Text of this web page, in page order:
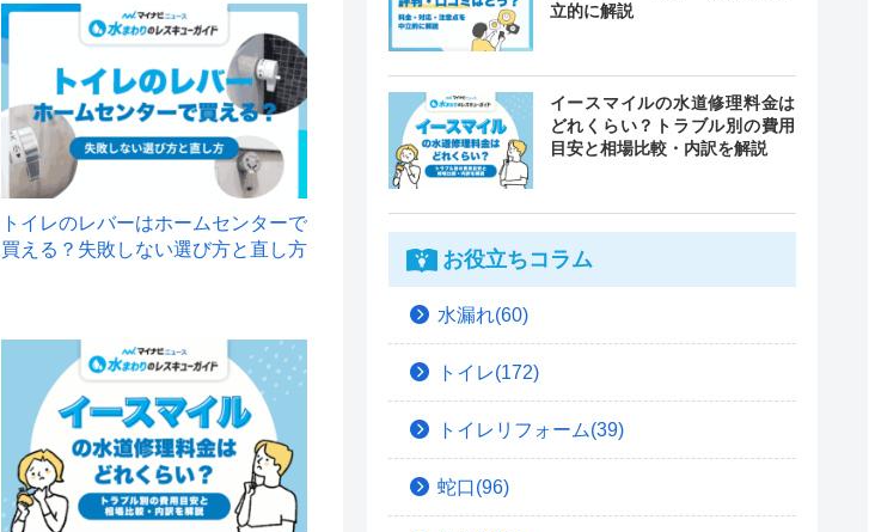
トイレのレバーはホームセンターで
買える？失敗しない選び方と直し方
立的に解説
イースマイルの水道修理料金は
どれくらい？トラブル別の費用
目安と相場比較・内訳を解説
お役立ちコラム
水漏れ(60)
トイレ(172)
トイレリフォーム(39)
蛇口(96)